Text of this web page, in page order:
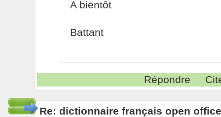
A bientôt
Battant
Répondre
Re: dictionnaire français open